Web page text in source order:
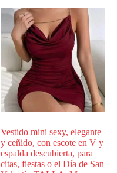
Vestido mini sexy, elegante
y ceñido, con escote en V y
espalda descubierta, para
citas, fiestas o el Día de San